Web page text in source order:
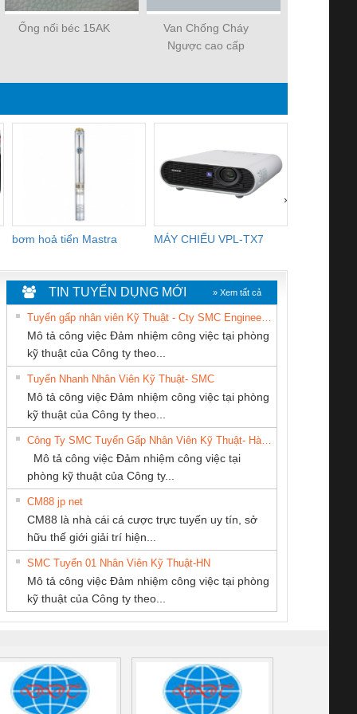
Ống nối béc 15AK
Van Chống Cháy
Ngược cao cấp
bơm hoả tiển Mastra MÁY CHIẾU VPL-TX7
›
An Toàn
Contact
– PSR-
SCP-
FSP/2X1/1X2
sát chuỗi
tấm pin
16I+
(2502520000)
Bộ giám sát chuỗi
tấm pin
TRANSCLINIC 16I+
1K5 L (2433950000)
Bộ giám sát dòng
TRANSCLINIC 16I+
(2008130000)
Bộ chỉnh lưu nguồn
điện TRANSCLINIC
BKE 1K5.4
(7791400879)2. Giá
Nẹp nhôm chống
trơn Đà Nẵng
TY TNHH
DOANH
VỤ XNK
NAM
CÔNG TY TNHH
THƯƠNG MẠI
DỊCH VỤ KỸ
THUẬT ĐIỆN CƠ
GIA HƯNG PHÁT
Công Ty TNHH
Quốc Thịnh
TY TNHH
THUẬT KTECH
NAM
ĐỘNG TIẾN
HƯNG
TM-DV DAI DONG
TIN TUYỂN DỤNG MỚI » Xem tất cả
Mô tả công việc Đảm nhiệm công việc tại phòng
kỹ thuật của Công ty theo...
Tuyển Nhanh Nhân Viên Kỹ Thuật- SMC
Mô tả công việc Đảm nhiệm công việc tại phòng
kỹ thuật của Công ty theo...
Mô tả công việc Đảm nhiệm công việc tại
phòng kỹ thuật của Công ty...
CM88 jp net
CM88 là nhà cái cá cược trực tuyến uy tín, sở
hữu thế giới giải trí hiện...
SMC Tuyển 01 Nhân Viên Kỹ Thuật-HN
Mô tả công việc Đảm nhiệm công việc tại phòng
kỹ thuật của Công ty theo...